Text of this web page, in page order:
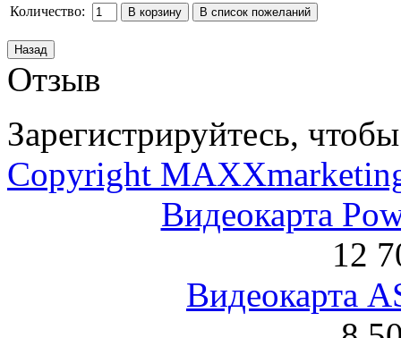
Количество:
Отзыв
Зарегистрируйтесь,
Copyright
Видеокарта
12
Видеокарта